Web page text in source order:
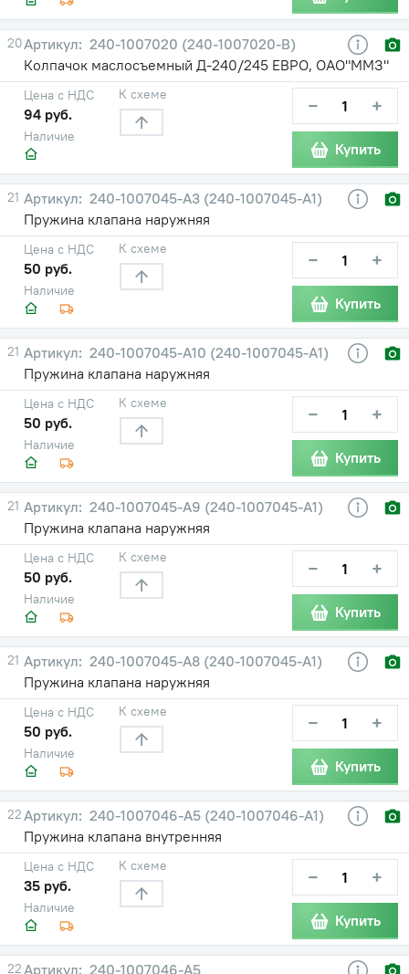
20
240-1007020 (240-1007020-В)
Колпачок маслосъемный Д-240/245 ЕВРО, ОАО"ММЗ"
Наличие
Цена с НДС
94 руб.
К схеме − +
Купить
21
240-1007045-А3 (240-1007045-А1)
Пружина клапана наружняя
Наличие
Цена с НДС
50 руб.
К схеме − +
Купить
21
240-1007045-А10 (240-1007045-А1)
Пружина клапана наружняя
Наличие
Цена с НДС
50 руб.
К схеме − +
Купить
21
240-1007045-А9 (240-1007045-А1)
Пружина клапана наружняя
Наличие
Цена с НДС
50 руб.
К схеме − +
Купить
21
240-1007045-А8 (240-1007045-А1)
Пружина клапана наружняя
Наличие
Цена с НДС
50 руб.
К схеме − +
Купить
22
240-1007046-А5 (240-1007046-А1)
Пружина клапана внутренняя
Наличие
Цена с НДС
35 руб.
К схеме − +
Купить
22
240-1007046-А5